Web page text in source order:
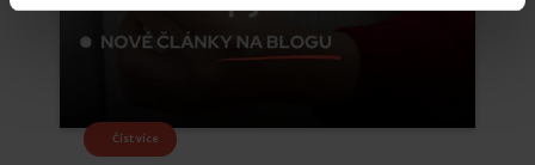
Číst více